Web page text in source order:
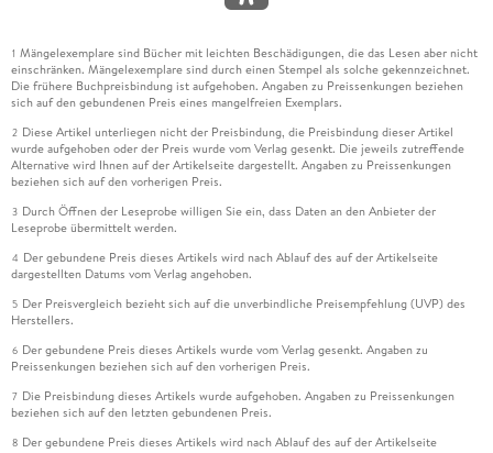
1 Mängelexemplare sind Bücher mit leichten Beschädigungen, die das Lesen aber nicht
einschränken. Mängelexemplare sind durch einen Stempel als solche gekennzeichnet.
Die frühere Buchpreisbindung ist aufgehoben. Angaben zu Preissenkungen beziehen
sich auf den gebundenen Preis eines mangelfreien Exemplars.
2 Diese Artikel unterliegen nicht der Preisbindung, die Preisbindung dieser Artikel
wurde aufgehoben oder der Preis wurde vom Verlag gesenkt. Die jeweils zutreffende
Alternative wird Ihnen auf der Artikelseite dargestellt. Angaben zu Preissenkungen
beziehen sich auf den vorherigen Preis.
3 Durch Öffnen der Leseprobe willigen Sie ein, dass Daten an den Anbieter der
Leseprobe übermittelt werden.
4 Der gebundene Preis dieses Artikels wird nach Ablauf des auf der Artikelseite
dargestellten Datums vom Verlag angehoben.
5 Der Preisvergleich bezieht sich auf die unverbindliche Preisempfehlung (UVP) des
Herstellers.
6 Der gebundene Preis dieses Artikels wurde vom Verlag gesenkt. Angaben zu
Preissenkungen beziehen sich auf den vorherigen Preis.
7 Die Preisbindung dieses Artikels wurde aufgehoben. Angaben zu Preissenkungen
beziehen sich auf den letzten gebundenen Preis.
8 Der gebundene Preis dieses Artikels wird nach Ablauf des auf der Artikelseite